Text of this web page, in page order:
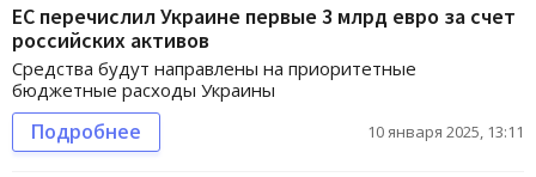
ЕС перечислил Украине первые 3 млрд евро за счет
российских активов
Средства будут направлены на приоритетные
бюджетные расходы Украины
Подробнее 10 января 2025, 13:11